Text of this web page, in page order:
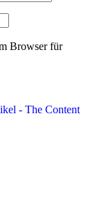
Browser für
- The Content